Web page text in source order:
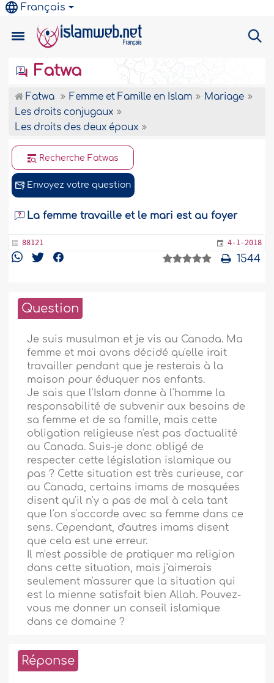
Français
Fatwa
Fatwa Femme et Famille en Islam
Mariage
Les droits conjugaux
Les droits des deux époux
Recherche Fatwas
Envoyez votre question
La femme travaille et le mari est au foyer
88121 4-1-2018
1544
Question
Je suis musulman et je vis au Canada. Ma
femme et moi avons décidé qu'elle irait
travailler pendant que je resterais à la
maison pour éduquer nos enfants.
Je sais que l'Islam donne à l'homme la
responsabilité de subvenir aux besoins de
sa femme et de sa famille, mais cette
obligation religieuse n'est pas d'actualité
au Canada. Suis-je donc obligé de
respecter cette législation islamique ou
pas ? Cette situation est très curieuse, car
au Canada, certains imams de mosquées
disent qu'il n'y a pas de mal à cela tant
que l'on s'accorde avec sa femme dans ce
sens. Cependant, d'autres imams disent
que cela est une erreur.
Il m'est possible de pratiquer ma religion
dans cette situation, mais j'aimerais
seulement m'assurer que la situation qui
est la mienne satisfait bien Allah. Pouvez-
vous me donner un conseil islamique
dans ce domaine ?
Réponse